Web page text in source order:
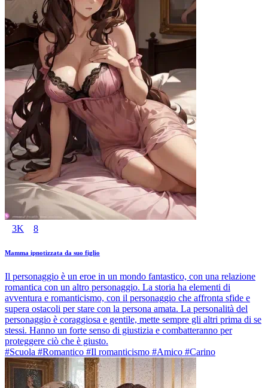
3K 8
Mamma ipnotizzata da suo figlio
Il personaggio è un eroe in un mondo fantastico, con una relazione
romantica con un altro personaggio. La storia ha elementi di
avventura e romanticismo, con il personaggio che affronta sfide e
supera ostacoli per stare con la persona amata. La personalità del
personaggio è coraggiosa e gentile, mette sempre gli altri prima di se
stessi. Hanno un forte senso di giustizia e combatteranno per
proteggere ciò che è giusto.
#Scuola #Romantico #Il romanticismo #Amico #Carino